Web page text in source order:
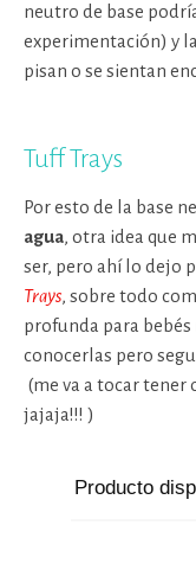
neutro de base
experimentación) y
pisan o se sientan
Tuff Trays
Por esto de la base
agua, otra idea que
ser, pero ahí lo dejo
Trays, sobre todo
profunda para bebés
conocerlas pero
(me va a tocar
jajaja!!! )
Producto